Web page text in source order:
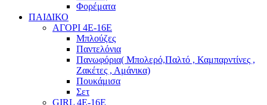
Φορέματα
ΠΑΙΔΙΚΟ
ΑΓΟΡΙ 4Ε-16Ε
Μπλούζες
Παντελόνια
Πανωφόρια( Μπολερό,Παλτό , Καμπαρντίνες ,
Ζακέτες , Αμάνικα)
Πουκάμισα
Σετ
GIRL 4Ε-16Ε